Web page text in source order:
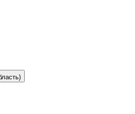
область)